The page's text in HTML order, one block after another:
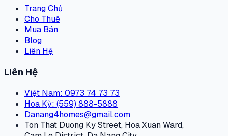
Trang Chủ
Cho Thuê
Mua Bán
Blog
Liên Hệ
Liên Hệ
Việt Nam: 0973 74 73 73
Hoa Kỳ: (559) 888-5888
Danang4homes@gmail.com
Ton That Duong Ky Street, Hoa Xuan Ward,